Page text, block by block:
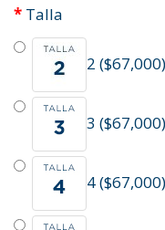
Talla
2 ($67,000)
3 ($67,000)
4 ($67,000)